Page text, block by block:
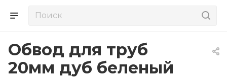
Обвод для труб
20мм дуб беленый